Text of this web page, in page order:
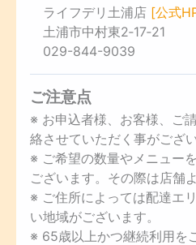
ライフデリ土浦店 [公式
土浦市中村東2‐17‐21
029-844-9039
ご注意点
※ お申込者様、お客様、ご
絡させていただく事がござい
※ ご希望の数量やメニュー
ございます。その際は店舗
※ ご住所によっては配達エ
い地域がございます。
※ 65歳以上かつ継続利用を